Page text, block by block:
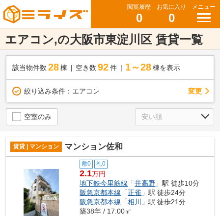
閲覧履歴
0
お気に入り
0
メニュー
エアコン,の大阪市東淀川区 賃貸一覧
該当物件数 28棟 空き数 92 件 1～28 棟を表示
絞り込み条件： エアコン 変更
空室のみ
賃貸 | マンション マンション佐和
敷0 礼0
2.1万円
地下鉄今里筋線 「井高野 」駅 徒歩10分
阪急京都本線 「正雀 」駅 徒歩24分
阪急京都本線 「相川
」駅 徒歩21分
築38年 / 17.00㎡